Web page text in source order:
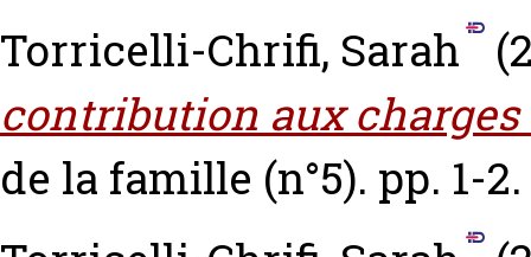
Torricelli-Chrifi, Sarah
contribution aux
de la famille (n°5). pp. 1-2.